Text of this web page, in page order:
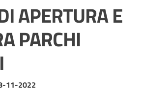
APERTURA E
PARCHI
11-2022